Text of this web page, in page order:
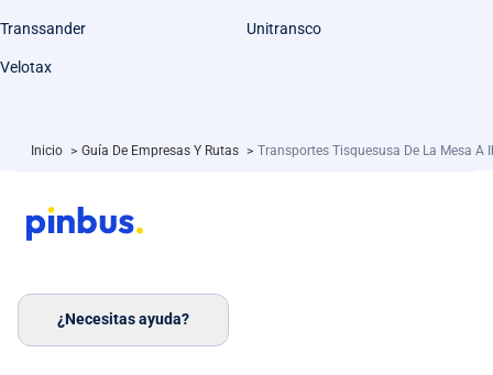
Transsander Unitransco
Velotax
Inicio > Guía De Empresas Y Rutas > Transportes Tisquesusa De La Mesa A
¿Necesitas ayuda?